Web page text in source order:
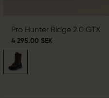
Pro Hunter Ridge 2.0 GTX
4 295.00 SEK